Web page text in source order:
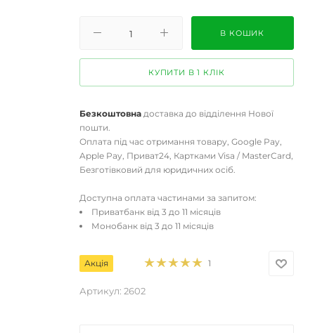
В КОШИК
КУПИТИ В 1 КЛІК
Безкоштовна доставка до відділення Нової
пошти.
Оплата під час отримання товару, Google Pay,
Apple Pay, Приват24, Картками Visa / MasterCard,
Безготівковий для юридичних осіб.
Доступна оплата частинами за запитом:
Приватбанк від 3 до 11 місяців
Монобанк від 3 до 11 місяців
Акція 1
Артикул: 2602